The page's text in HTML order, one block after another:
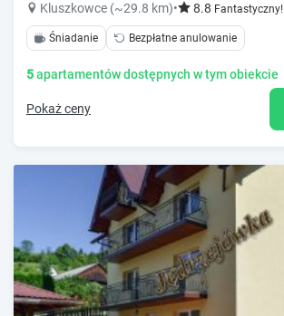
Kluszkowce (~29.8 km)• 8.8 Fantastyczny!
Śniadanie Bezpłatne anulowanie
5apartamentów dostępnych w tym obiekcie
Pokaż ceny